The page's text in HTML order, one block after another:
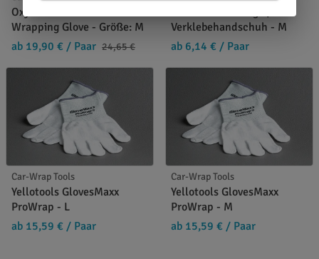
Oxy Tools Revolution
Wrapping Glove - Größe: M
ab 19,90 € / Paar 24,65 €
Verklebehandschuh - M
ab 6,14 € / Paar
Car-Wrap Tools
Yellotools GlovesMaxx
ProWrap - L
ab 15,59 € / Paar
Car-Wrap Tools
Yellotools GlovesMaxx
ProWrap - M
ab 15,59 € / Paar